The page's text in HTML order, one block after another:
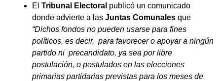
El Tribunal Electoral publicó un comunicado
donde advierte a las Juntas Comunales que
“Dichos fondos no pueden usarse para fines
políticos, es decir, para favorecer o apoyar a ningún
partido ni precandidato, ya sea por libre
postulación, o postulados en las elecciones
primarias partidarias previstas para los meses de